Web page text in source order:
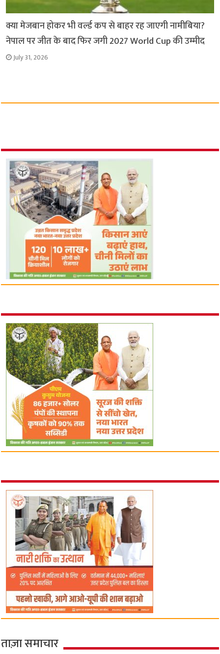
क्या मेजबान होकर भी वर्ल्ड कप से बाहर रह जाएगी नामीबिया?
नेपाल पर जीत के बाद फिर जगी 2027 World Cup की उम्मीद
July 31, 2026
ताज़ा समाचार